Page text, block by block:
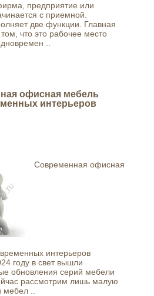
предприятие или
с приемной.
две функции. Главная
что это рабочее место
..
офисная мебель
интерьеров
Современная офисная
интерьеров
году в свет вышли
обновления серий мебели
рассмотрим лишь малую
..